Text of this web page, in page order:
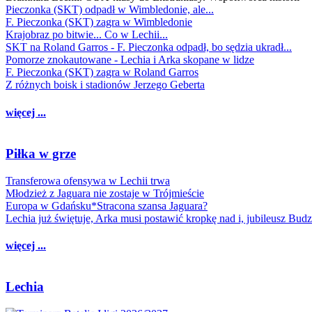
Pieczonka (SKT) odpadł w Wimbledonie, ale...
F. Pieczonka (SKT) zagra w Wimbledonie
Krajobraz po bitwie... Co w Lechii...
SKT na Roland Garros - F. Pieczonka odpadł, bo sędzia ukradł...
Pomorze znokautowane - Lechia i Arka skopane w lidze
F. Pieczonka (SKT) zagra w Roland Garros
Z różnych boisk i stadionów Jerzego Geberta
więcej ...
Piłka w grze
Transferowa ofensywa w Lechii trwa
Młodzież z Jaguara nie zostaje w Trójmieście
Europa w Gdańsku*Stracona szansa Jaguara?
Lechia już świętuje, Arka musi postawić kropkę nad i, jubileusz
więcej ...
Lechia